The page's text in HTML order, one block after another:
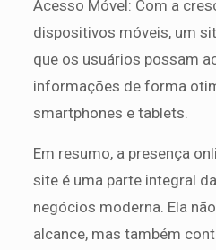
Acesso Móvel: Com a
dispositivos móveis, um
que os usuários possam
informações de forma
smartphones e tablets.
Em resumo, a presença
site é uma parte integral
negócios moderna. Ela
alcance, mas também